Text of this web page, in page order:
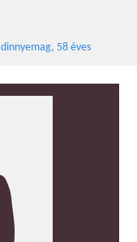
dinnyemag, 58 éves